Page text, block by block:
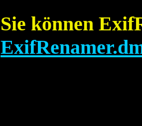
Sie können